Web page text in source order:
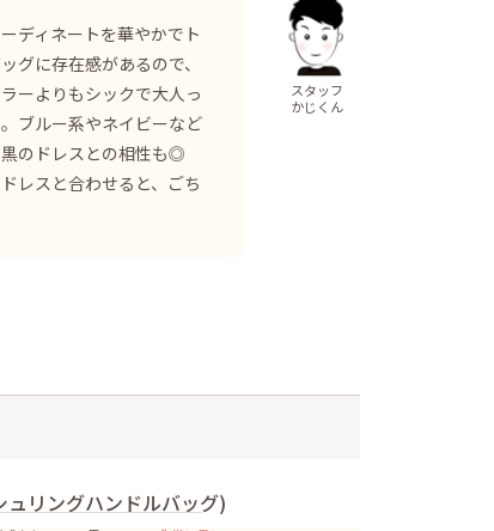
ディネートを華やかでト
グに存在感があるので、
ーよりもシックで大人っ
ブルー系やネイビーなど
黒のドレスとの相性も◎
レスと合わせると、ごち
スタッフ
かじくん
リングハンドルバッグ)